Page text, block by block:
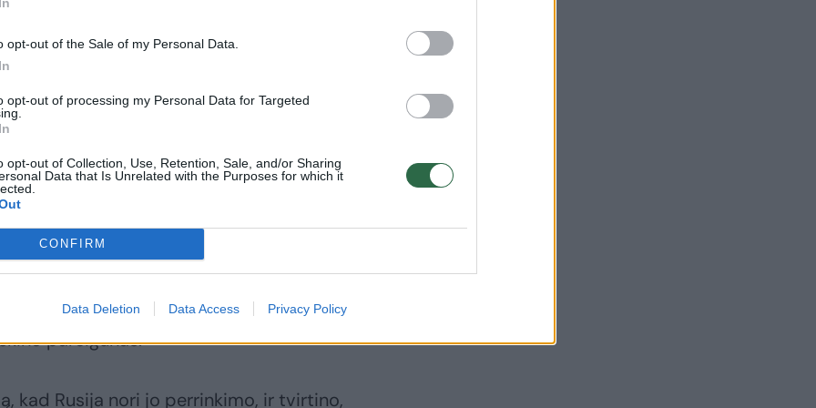
opt-out of the Sale of my Personal Data.
opt-out of processing my Personal Data for Targeted
opt-out of Collection, Use, Retention, Sale, and/or Sharing
Data that Is Unrelated with the Purposes for which it
CONFIRM
Data Deletion Data Access Privacy Policy
suskaldytų JAV visuomenę ir pakenktų
siekdama pakenkti D. Trumpo
pirmiausiai kad apjuodintų buvusį
ji laiko antirusišku „isteblišmentu“, –
jo atžvilgiu, kai jis buvo
[Baracko] Obamos administracijos
už jos palaikymą antiputiniškai
pareigūnas.
kad Rusija nori jo perrinkimo, ir tvirtino,